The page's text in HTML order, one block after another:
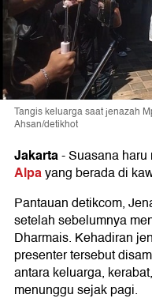
Tangis keluarga saat jenazah
Ahsan/detikhot
Jakarta-Suasana
Alpayang berada di
Pantauan detikcom,
setelah sebelumnya
Dharmais. Kehadiran
presenter tersebut
antara keluarga,
menunggu sejak pagi.